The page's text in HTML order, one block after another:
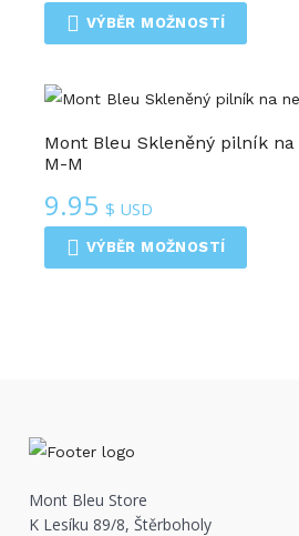
VÝBĚR MOŽNOSTÍ
Mont Bleu Skleněný pilník na
M-M
9.95$ USD
VÝBĚR MOŽNOSTÍ
Mont Bleu Store
K Lesíku 89/8, Štěrboholy